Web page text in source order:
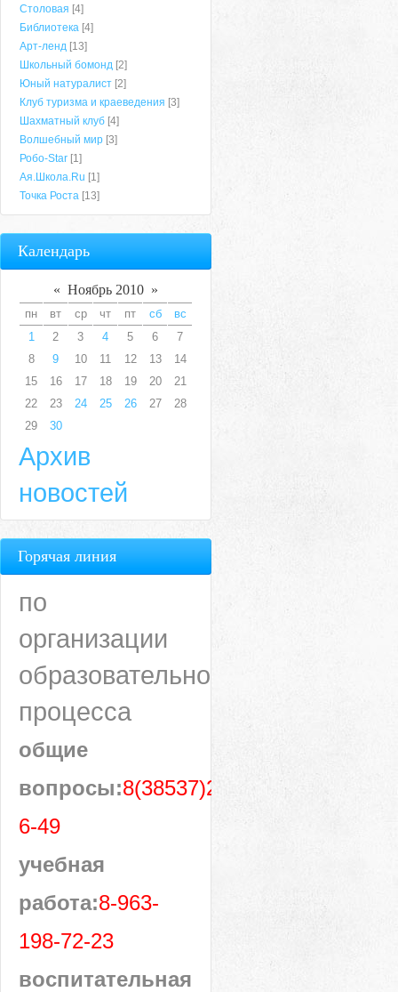
Столовая [4]
Библиотека [4]
Арт-ленд [13]
Школьный бомонд [2]
Юный натуралист [2]
Клуб туризма и краеведения [3]
Шахматный клуб [4]
Волшебный мир [3]
Робо-Star [1]
Ая.Школа.Ru [1]
Точка Роста [13]
Календарь
« Ноябрь 2010 »
пн вт ср чт пт сб
вс
1
2 3 4 5 6
7
8
9 10 11 12 13
14
15
16 17 18 19 20
21
22
23 24 25 26 27
28
29
30
Архив
новостей
Горячая линия
по
организации
образовательного
процесса
общие
вопросы:8(38537)28-
6-49
учебная
работа:8-963-
198-72-23
воспитательная